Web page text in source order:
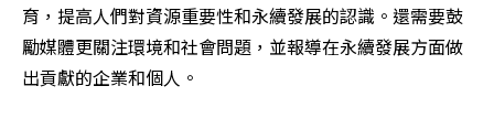
育，提高人們對資源重要性和永續發展的認識。還需要鼓
勵媒體更關注環境和社會問題，並報導在永續發展方面做
出貢獻的企業和個人。